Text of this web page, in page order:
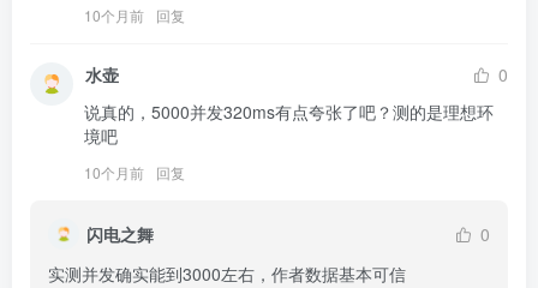
10个月前 回复
水壶
0
说真的，5000并发320ms有点夸张了吧？测的是理想环
境吧
10个月前 回复
闪电之舞
0
实测并发确实能到3000左右，作者数据基本可信